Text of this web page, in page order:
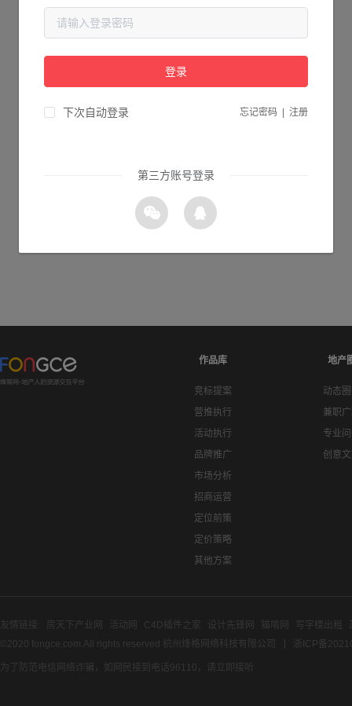
请检查您输入的网址是否正确，或点击下面的按钮返回首页。
作品库
竞标提案
营推执行
活动执行
品牌推广
市场分析
招商运营
定位前策
定价策略
其他方案
地产
动态
兼职
专业
创意
友情链接: 房天下产业网 活动网 C4D插件之家 设计先锋网 猫啃网 写字楼出租
©2020 fongce.com.All rights reserved 杭州烽格网络科技有限公司
浙ICP备
为了防范电信网络诈骗，如网民接到电话96110，请立即接听
登录
下次自动登录 忘记密码 注册
第三方账号登录